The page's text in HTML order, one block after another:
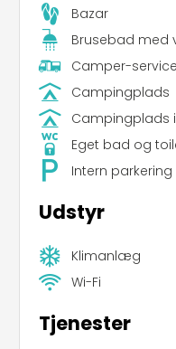
Bazar
Brusebad med
Camper-service
Campingplads
Campingplads
Eget bad og
Intern parkering
Udstyr
Klimanlæg
Wi-Fi
Tjenester